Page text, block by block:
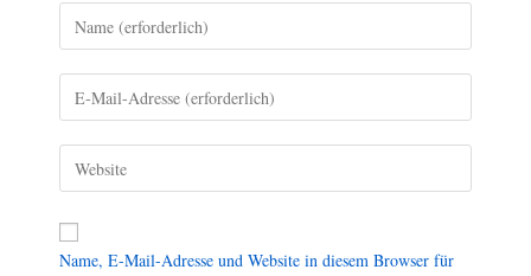
Name, E-Mail-Adresse und Website in diesem Browser für